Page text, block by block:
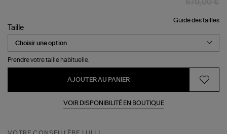
Guide des tailles
Taille
Prendre votre taille habituelle.
AJOUTER AU PANIER
VOIR DISPONIBILITÉ EN BOUTIQUE